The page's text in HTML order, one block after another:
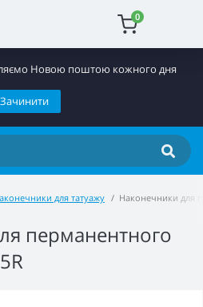
0
Новою поштою кожного дня
Зачинити
для татуажу Наконечники для
перманентного